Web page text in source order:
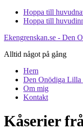
Hoppa till
Hoppa till
Ekengrenskan.se - Den
Alltid något på gång
Hem
Den Onödiga Lilla
Om mig
Kontakt
Kåserier